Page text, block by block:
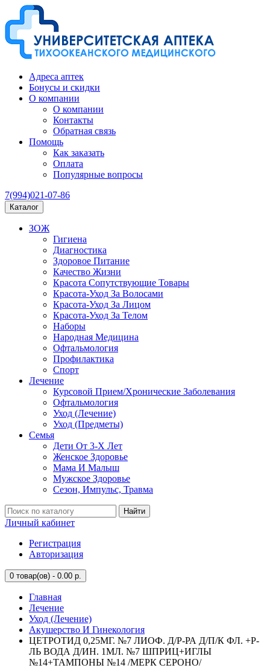
Адреса аптек
Бонусы и скидки
О компании
О компании
Контакты
Обратная связь
Помощь
Как заказать
Оплата
Популярные вопросы
7(994)021-07-86
Каталог
ЗОЖ
Гигиена
Диагностика
Здоровое Питание
Качество Жизни
Красота Сопутствующие Товары
Красота-Уход За Волосами
Красота-Уход За Лицом
Красота-Уход За Телом
Наборы
Народная Медицина
Офтальмология
Профилактика
Спорт
Лечение
Курсовой Прием/Хронические Заболевания
Офтальмология
Уход (Лечение)
Уход (Предметы)
Семья
Дети От 3-Х Лет
Женское Здоровье
Мама И Малыш
Мужское Здоровье
Сезон, Импульс, Травма
Найти
Личный кабинет
Регистрация
Авторизация
0 товар(ов) - 0.00 р.
Главная
Лечение
Уход (Лечение)
Акушерство И Гинекология
ЦЕТРОТИД 0,25МГ. №7 ЛИОФ. Д/Р-РА Д/П/К ФЛ. +Р-
ЛЬ ВОДА Д/ИН. 1МЛ. №7 ШПРИЦ+ИГЛЫ
№14+ТАМПОНЫ №14 /МЕРК СЕРОНО/